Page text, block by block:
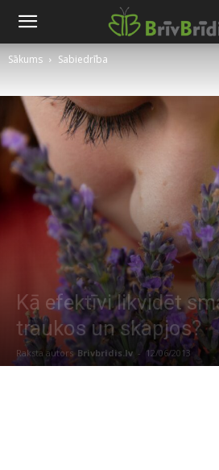
Sākums Sabiedrība
Kā efektīvi likvidēt
traukos un skapjos?
Raksta autors Brivbridis.lv - 12/06/2013